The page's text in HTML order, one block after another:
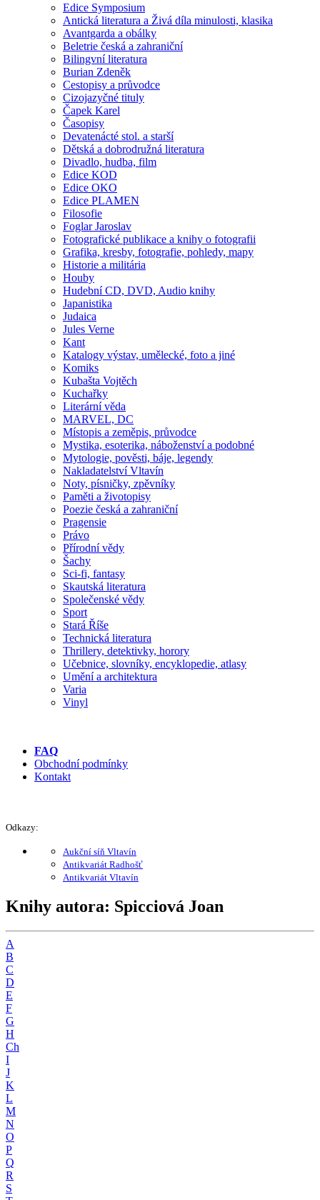
Edice Symposium
Antická literatura a Živá díla minulosti, klasika
Avantgarda a obálky
Beletrie česká a zahraniční
Bilingvní literatura
Burian Zdeněk
Cestopisy a průvodce
Cizojazyčné tituly
Čapek Karel
Časopisy
Devatenácté stol. a starší
Dětská a dobrodružná literatura
Divadlo, hudba, film
Edice KOD
Edice OKO
Edice PLAMEN
Filosofie
Foglar Jaroslav
Fotografické publikace a knihy o fotografii
Grafika, kresby, fotografie, pohledy, mapy
Historie a militária
Houby
Hudební CD, DVD, Audio knihy
Japanistika
Judaica
Jules Verne
Kant
Katalogy výstav, umělecké, foto a jiné
Komiks
Kubašta Vojtěch
Kuchařky
Literární věda
MARVEL, DC
Místopis a zeměpis, průvodce
Mystika, esoterika, náboženství a podobné
Mytologie, pověsti, báje, legendy
Nakladatelství Vltavín
Noty, písničky, zpěvníky
Paměti a životopisy
Poezie česká a zahraniční
Pragensie
Právo
Přírodní vědy
Šachy
Sci-fi, fantasy
Skautská literatura
Společenské vědy
Sport
Stará Říše
Technická literatura
Thrillery, detektivky, horory
Učebnice, slovníky, encyklopedie, atlasy
Umění a architektura
Varia
Vinyl
FAQ
Obchodní podmínky
Kontakt
Odkazy:
Aukční síň Vltavín
Antikvariát Radhošť
Antikvariát Vltavín
Knihy autora: Spicciová Joan
A
B
C
D
E
F
G
H
Ch
I
J
K
L
M
N
O
P
Q
R
S